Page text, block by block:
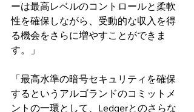
ーは最高レベルのコントロールと柔軟
性を確保しながら、受動的な収入を得
る機会をさらに増やすことができま
す。」
「最高水準の暗号セキュリティを確保
するというアルゴランドのコミットメ
ントの一環として、Ledgerとのさらな